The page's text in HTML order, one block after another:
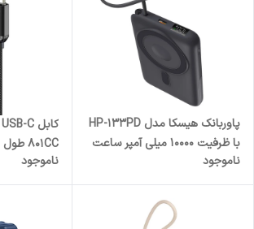
پاوربانک هیسکا مدل HP-133PD
با ظرفیت 10000 میلی آمپر ساعت
ناموجود
801CC طول 1متر
ناموجود